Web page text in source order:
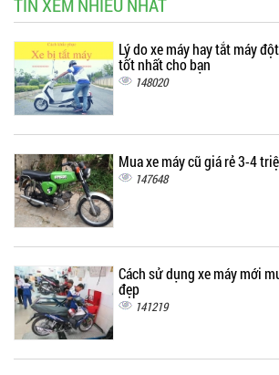
TIN XEM NHIỀU NHẤT
Lý do xe máy hay tắt máy
tốt nhất cho bạn
148020
Mua xe máy cũ giá rẻ 3-4
147648
Cách sử dụng xe máy mới
đẹp
141219